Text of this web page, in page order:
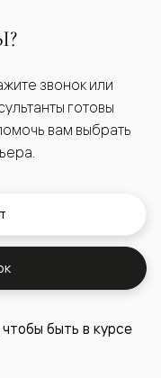
звонок или
готовы
вам выбрать
быть в курсе